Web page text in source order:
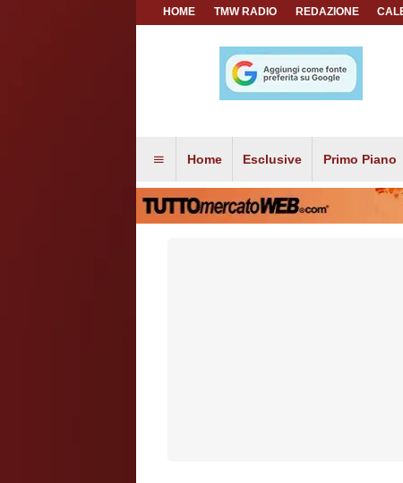
HOME TMW RADIO REDAZIONE
Home Esclusive Primo Piano